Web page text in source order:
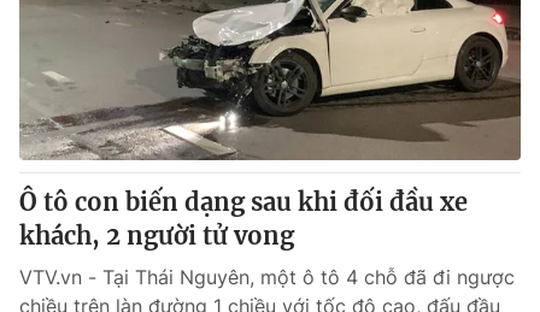
Ô tô con biến dạng sau khi đối đầu xe
khách, 2 người tử vong
VTV.vn - Tại Thái Nguyên, một ô tô 4 chỗ đã đi ngược
chiều trên làn đường 1 chiều với tốc độ cao, đấu đầu